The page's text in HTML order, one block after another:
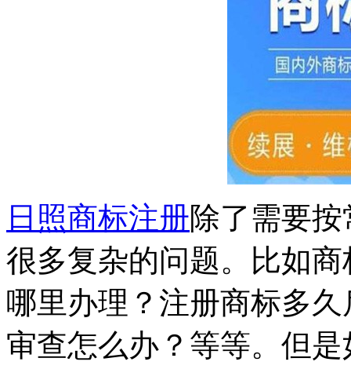
日照商标注册除了需要
很多复杂的问题。比如
哪里办理？注册商标多
审查怎么办？等等。但